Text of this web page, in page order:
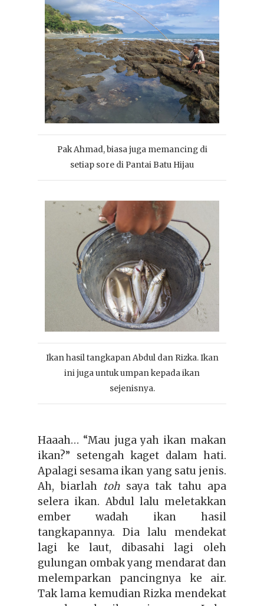
Pak Ahmad, biasa juga memancing di
setiap sore di Pantai Batu Hijau
Ikan hasil tangkapan Abdul dan Rizka. Ikan
ini juga untuk umpan kepada ikan
sejenisnya.
Haaah… “Mau juga yah ikan makan
ikan?” setengah kaget dalam hati.
Apalagi sesama ikan yang satu jenis.
Ah, biarlah tohsaya tak tahu apa
selera ikan. Abdul lalu meletakkan
ember wadah ikan hasil
tangkapannya. Dia lalu mendekat
lagi ke laut, dibasahi lagi oleh
gulungan ombak yang mendarat dan
melemparkan pancingnya ke air.
Tak lama kemudian Rizka mendekat